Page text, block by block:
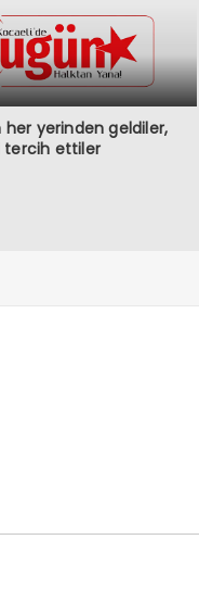
her yerinden geldiler,
tercih ettiler